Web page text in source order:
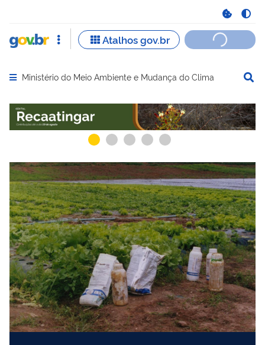
Abrir menu principal de navegação
Ministério do Meio Ambiente e Mudança do Clima
Serviços recomendados para você Serviços